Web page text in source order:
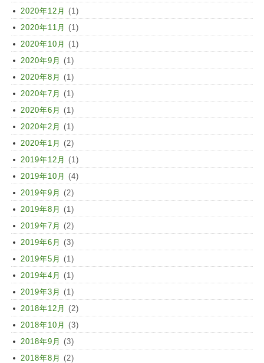
2020年12月 (1)
2020年11月 (1)
2020年10月 (1)
2020年9月 (1)
2020年8月 (1)
2020年7月 (1)
2020年6月 (1)
2020年2月 (1)
2020年1月 (2)
2019年12月 (1)
2019年10月 (4)
2019年9月 (2)
2019年8月 (1)
2019年7月 (2)
2019年6月 (3)
2019年5月 (1)
2019年4月 (1)
2019年3月 (1)
2018年12月 (2)
2018年10月 (3)
2018年9月 (3)
2018年8月 (2)